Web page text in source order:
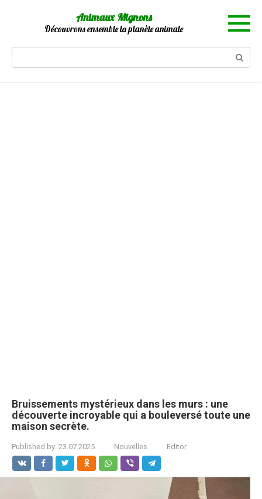
Animaux Mignons
Découvrons ensemble la planète animale
Bruissements mystérieux dans les murs : une
découverte incroyable qui a bouleversé toute une
maison secrète.
Published by: 23.07.2025 Nouvelles Editor